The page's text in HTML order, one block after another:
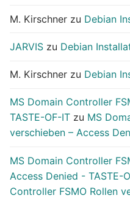
M. Kirschner zu Debian
JARVIS zu Debian
M. Kirschner zu Debian
MS Domain Controller
TASTE-OF-IT zu MS
verschieben – Access
MS Domain Controller
Access Denied - TASTE-
Controller FSMO Rollen